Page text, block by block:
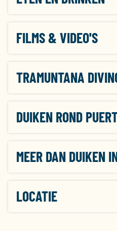
FILMS & VIDEO'S
TRAMUNTANA
DUIKEN ROND
MEER DAN DUIKEN
LOCATIE